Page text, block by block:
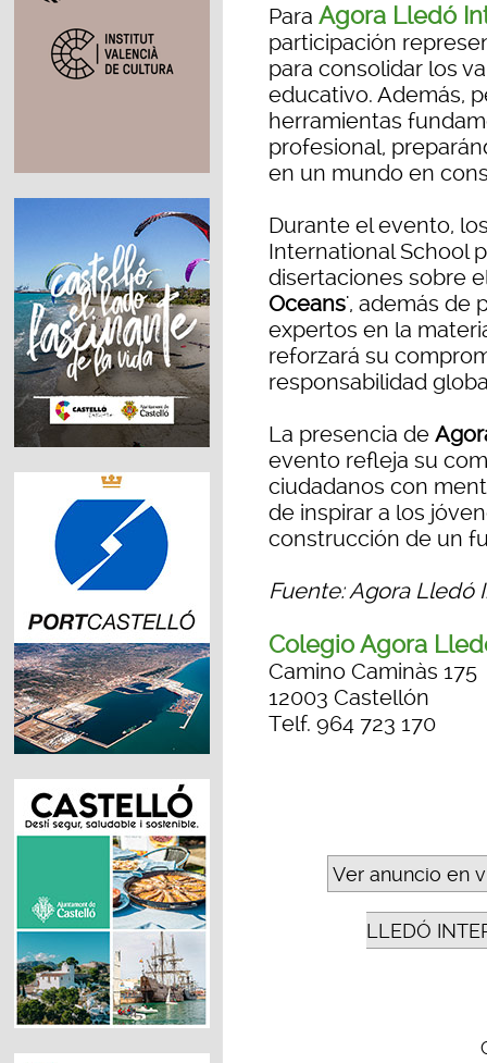
Para Agora Lledó
participación
para consolidar los
educativo. Además,
herramientas
profesional,
en un mundo en
Durante el evento,
International School
disertaciones sobre
Oceans', además de
expertos en la
reforzará su
responsabilidad
La presencia de
evento refleja su
ciudadanos con
de inspirar a los
construcción de un
Fuente: Agora Lledó
Colegio Agora
Camino Caminàs 175
12003 Castellón
Telf. 964 723 170
Ver anuncio en
LLEDÓ